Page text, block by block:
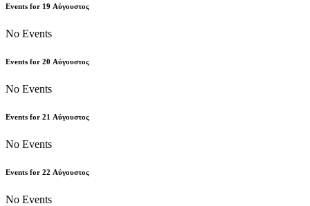
Events for 19 Αύγουστος
No Events
Events for 20 Αύγουστος
No Events
Events for 21 Αύγουστος
No Events
Events for 22 Αύγουστος
No Events